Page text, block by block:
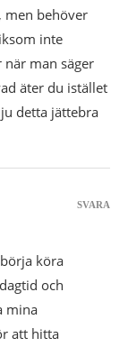
men behöver
inte
man säger
äter du istället
detta jättebra
köra
och
mina
att hitta
SVARA